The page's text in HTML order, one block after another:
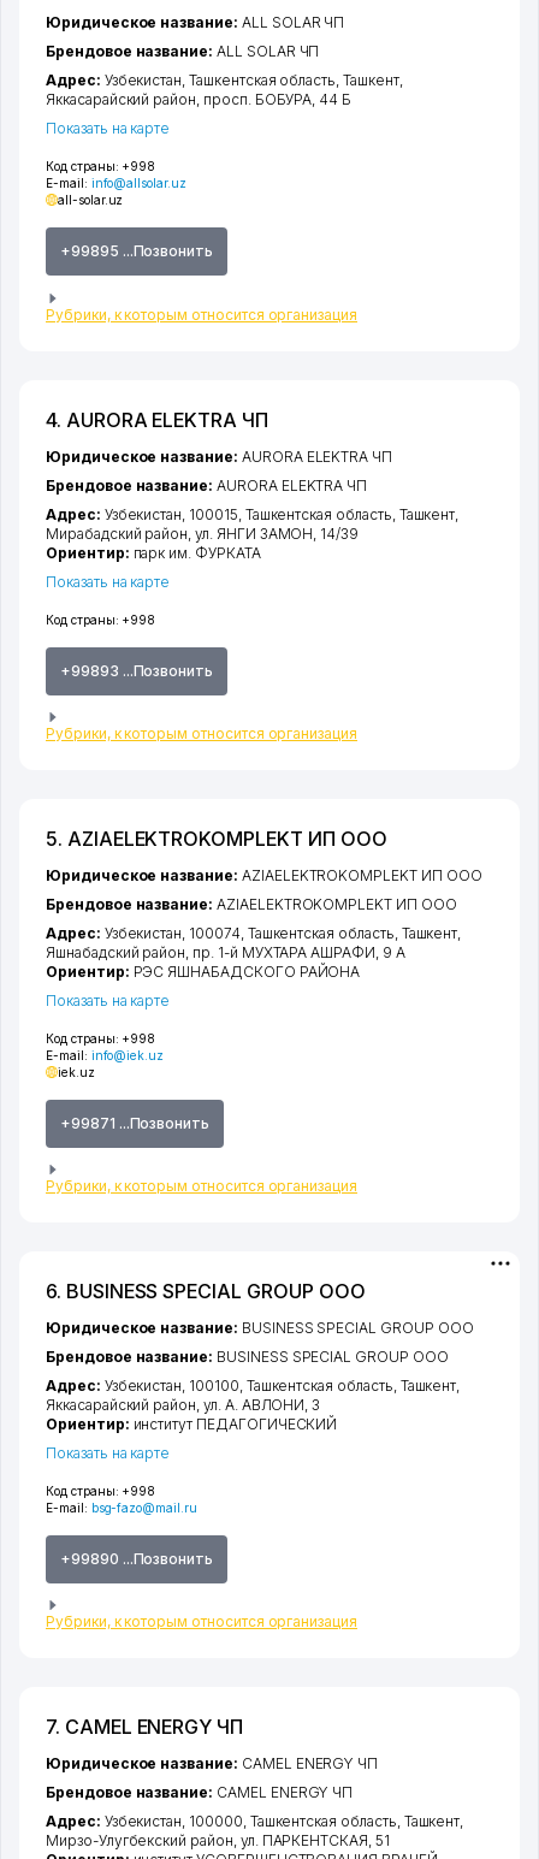
Код страны: +998
E-mail: info@allsolar.uz
all-solar.uz
+99895 ...Позвонить
Рубрики, к которым относится организация
Юридическое название: ALL SOLAR ЧП
Брендовое название: ALL SOLAR ЧП
Адрес: Узбекистан,Ташкентская область,Ташкент,
Яккасарайский район, просп. БОБУРА, 44 Б
Показать на карте
4. AURORA ELEKTRA ЧП
Код страны: +998
+99893 ...Позвонить
Рубрики, к которым относится организация
Юридическое название: AURORA ELEKTRA ЧП
Брендовое название: AURORA ELEKTRA ЧП
Адрес: Узбекистан, 100015, Ташкентская область Ташкент
Мирабадский район ,ул. ЯНГИ ЗАМОН , 14/39
Ориентир: парк им. ФУРКАТА
Показать на карте
5. AZIAELEKTROKOMPLEKT ИП ООО
Код страны: +998
E-mail: info@iek.uz
iek.uz
+99871 ...Позвонить
Рубрики, к которым относится организация
Юридическое название: AZIAELEKTROKOMPLEKT ИП ООО
Брендовое название: AZIAELEKTROKOMPLEKT ИП ООО
Адрес: Узбекистан, 100074, Ташкентская область Ташкент
Яшнабадский район пр. 1-й МУХТАРА АШРАФИ , 9 А
Ориентир: РЭС ЯШНАБАДСКОГО РАЙОНА
Показать на карте
6. BUSINESS SPECIAL GROUP ООО
Код страны: +998
E-mail: bsg-fazo@mail.ru
+99890 ...Позвонить
Рубрики, к которым относится организация
Юридическое название: BUSINESS SPECIAL GROUP ООО
Брендовое название: BUSINESS SPECIAL GROUP ООО
Адрес: Узбекистан, 100100, Ташкентская область, Ташкент,
Яккасарайский район, ул. А. АВЛОНИ, 3
Ориентир: институт ПЕДАГОГИЧЕСКИЙ
Показать на карте
7. CAMEL ENERGY ЧП
Юридическое название: CAMEL ENERGY ЧП
Брендовое название: CAMEL ENERGY ЧП
Адрес: Узбекистан, 100000, Ташкентская область, Ташкент,
Мирзо-Улугбекский район, ул. ПАРКЕНТСКАЯ, 51